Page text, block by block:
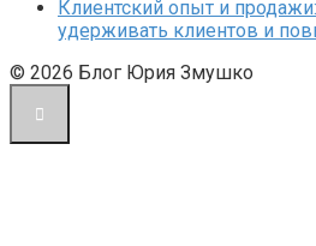
Клиентский опыт и
удерживать клиентов и
© 2026 Блог Юрия Змушко